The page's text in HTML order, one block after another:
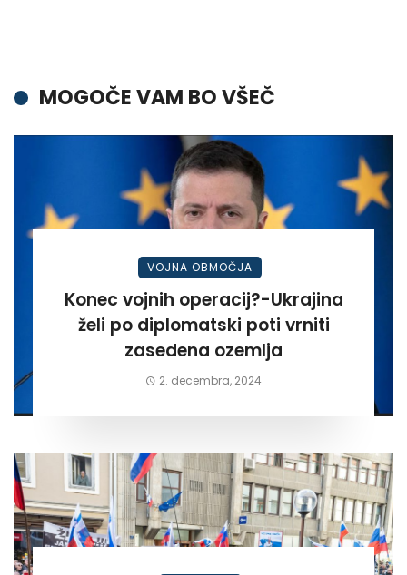
MOGOČE VAM BO VŠEČ
VOJNA OBMOČJA
Konec vojnih operacij?-Ukrajina
želi po diplomatski poti vrniti
zasedena ozemlja
2. decembra, 2024